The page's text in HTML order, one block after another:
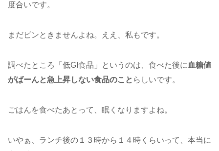
度合いです。
まだピンときませんよね。ええ、私もです。
調べたところ「低GI食品」というのは、食べた後に 血糖値
がばーんと急上昇しない食品のこと らしいです。
ごはんを食べたあとって、眠くなりますよね。
いやぁ、ランチ後の１３時から１４時くらいって、本当に